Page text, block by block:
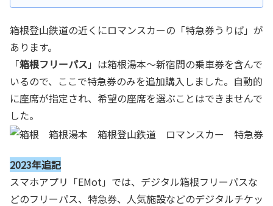
箱根登山鉄道の近くにロマンスカーの「特急券うりば」が
あります。
「箱根フリーパス 」は箱根湯本～新宿間の乗車券を含んで
いるので、ここで特急券のみを追加購入しました。自動的
に座席が指定され、希望の座席を選ぶことはできませんで
した。
2023年追記
スマホアプリ「EMot」では、デジタル箱根フリーパスな
どのフリーパス、特急券、人気施設などのデジタルチケッ